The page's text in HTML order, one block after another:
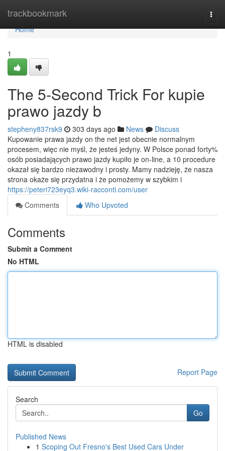
trackbookmark
Home
Home
1
The 5-Second Trick For kupie
prawo jazdy b
stepheny837rsk9 303 days ago News
Discuss
Kupowanie prawa jazdy on the net jest obecnie normalnym
procesem, więc nie myśl, że jesteś jedyny. W Polsce ponad forty%
osób posiadających prawo jazdy kupiło je on-line, a 10 procedure
okazał się bardzo niezawodny i prosty. Mamy nadzieję, że nasza
strona okaże się przydatna i że pomożemy w szybkim i
https://peteri723eyq3.wiki-racconti.com/user
Comments
Who Upvoted
Comments
Submit a Comment
No HTML
HTML is disabled
Report Page
Search
Go
Published News
1 Scoping Out Fresno's Best Used Cars Under